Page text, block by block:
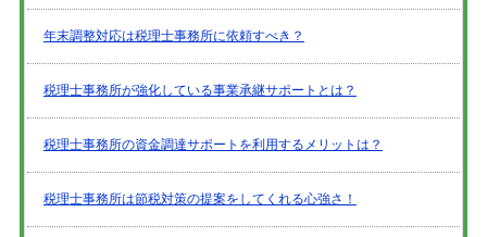
年末調整対応は税理士事務所に依頼すべき？
税理士事務所が強化している事業承継サポートとは？
税理士事務所の資金調達サポートを利用するメリットは？
税理士事務所は節税対策の提案をしてくれる心強さ！